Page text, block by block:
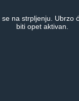
na strpljenju. Ubrzo
biti opet aktivan.